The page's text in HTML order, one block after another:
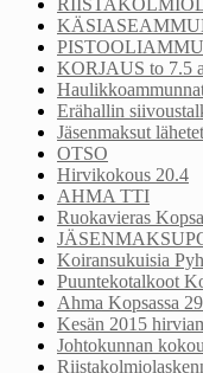
KORJAUS to 7.5
Erähallin
Jäsenmaksut
OTSO
Hirvikokous 20.4
AHMA TTI
Ruokavieras
Koiransukuisia
Puuntekotalkoot
Ahma Kopsassa
Kesän 2015
Johtokunnan